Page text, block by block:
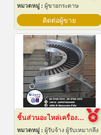
หมวดหมู่ : ผู้ขายกระดาษ
ติดต่อผู้ขาย
ชิ้นส่วนอะไหล่เครื่องจักรกล
หมวดหมู่ : ผู้รับจ้าง ผู้รับเหมากลึง